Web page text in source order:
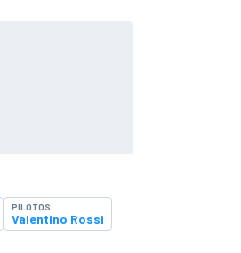
PILOTOS
Valentino Rossi